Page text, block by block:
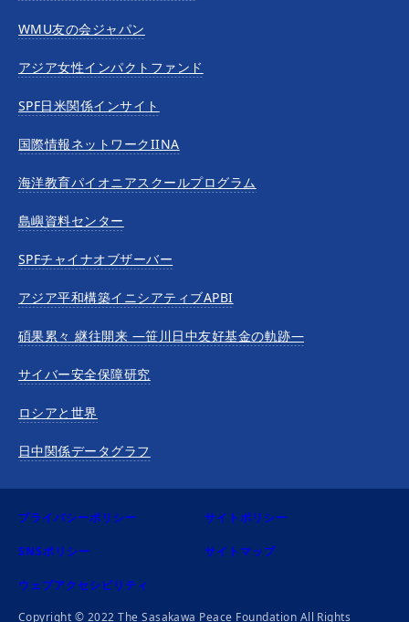
WMU友の会ジャパン
アジア女性インパクトファンド
SPF日米関係インサイト
国際情報ネットワークIINA
海洋教育パイオニアスクールプログラム
島嶼資料センター
SPFチャイナオブザーバー
アジア平和構築イニシアティブAPBI
碩果累々 継往開来 —笹川日中友好基金の軌跡—
サイバー安全保障研究
ロシアと世界
日中関係データグラフ
プライバシーポリシー サイトポリシー
SNSポリシー サイトマップ
ウェブアクセシビリティ
Copyright © 2022 The Sasakawa Peace Foundation All Rights